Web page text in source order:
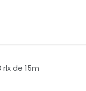
de 15m